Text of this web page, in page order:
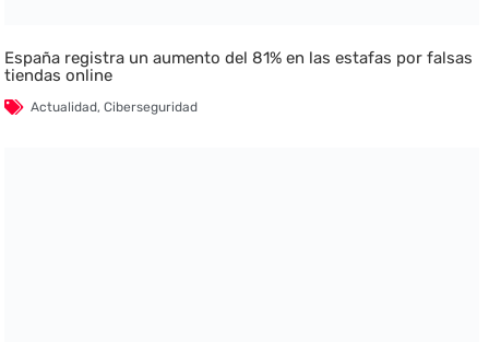
España registra un aumento del 81% en las estafas por falsas
tiendas online
Actualidad,Ciberseguridad